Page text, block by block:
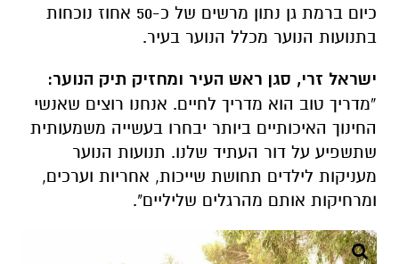
כיום ברמת גן נתון מרשים של כ-50 אחוז נוכחות
בתנועות הנוער מכלל הנוער בעיר.
ישראל זרי, סגן ראש העיר ומחזיק תיק הנוער:
“מדריך טוב הוא מדריך לחיים. אנחנו רוצים שאנשי
החינוך האיכותיים ביותר יבחרו בעשייה משמעותית
שתשפיע על דור העתיד שלנו. תנועות הנוער
מעניקות לילדים תחושת שייכות, אחריות וערכים,
ומרחיקות אותם מהרגלים שליליים".